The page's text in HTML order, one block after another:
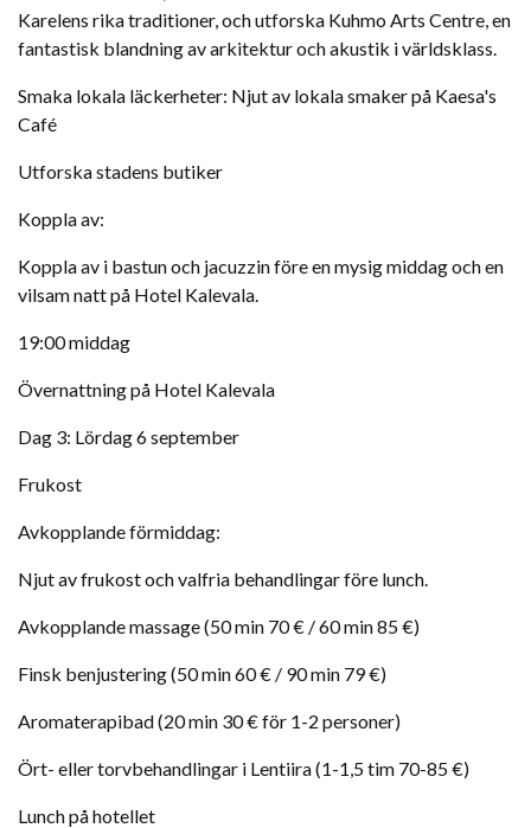
Karelens rika traditioner, och utforska Kuhmo Arts Centre, en
fantastisk blandning av arkitektur och akustik i världsklass.
Smaka lokala läckerheter: Njut av lokala smaker på Kaesa's
Café
Utforska stadens butiker
Koppla av:
Koppla av i bastun och jacuzzin före en mysig middag och en
vilsam natt på Hotel Kalevala.
19:00 middag
Övernattning på Hotel Kalevala
Dag 3: Lördag 6 september
Frukost
Avkopplande förmiddag:
Njut av frukost och valfria behandlingar före lunch.
Avkopplande massage (50 min 70 € / 60 min 85 €)
Finsk benjustering (50 min 60 € / 90 min 79 €)
Aromaterapibad (20 min 30 € för 1-2 personer)
Ört- eller torvbehandlingar i Lentiira (1-1,5 tim 70-85 €)
Lunch på hotellet